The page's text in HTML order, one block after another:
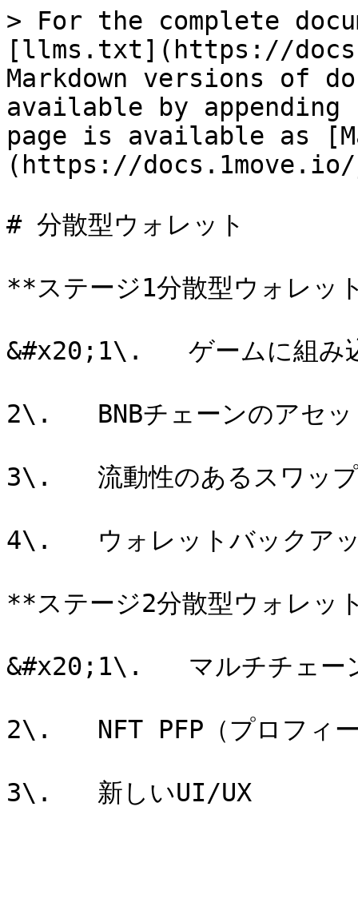
> For the complete
[llms.txt](https://
Markdown versions of
available by
page is available as
(https://
# 分散型ウォレット
**ステージ1分散型ウォレ
&#x20;1\.   ゲームに組み
2\.   BNBチェーンのアセッ
3\.   流動性のあるスワップ
4\.   ウォレットバックア
**ステージ2分散型ウォレッ
&#x20;1\.   マルチチェー
2\.   NFT PFP（プロフィー